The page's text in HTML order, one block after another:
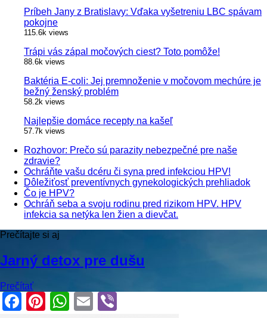
Príbeh Jany z Bratislavy: Vďaka vyšetreniu LBC spávam
pokojne
115.6k views
Trápi vás zápal močových ciest? Toto pomôže!
88.6k views
Baktéria E-coli: Jej premnoženie v močovom mechúre je
bežný ženský problém
58.2k views
Najlepšie domáce recepty na kašeľ
57.7k views
Rozhovor: Prečo sú parazity nebezpečné pre naše
zdravie?
Ochráňte vašu dcéru či syna pred infekciou HPV!
Dôležiťosť preventívnych gynekologických prehliadok
Čo je HPV?
Ochráň seba a svoju rodinu pred rizikom HPV. HPV
infekcia sa netýka len žien a dievčat.
Prečítajte si aj
Jarný detox pre dušu
Prečítať
Facebook
Pinterest
WhatsApp
Email